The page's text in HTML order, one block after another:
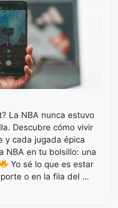
La NBA nunca estuvo
Descubre cómo vivir
y cada jugada épica
NBA en tu bolsillo: una
Yo sé lo que es estar
o en la fila del …